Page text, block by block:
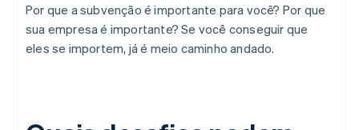
Por que a subvenção é importante para você? Por que
sua empresa é importante? Se você conseguir que
eles se importem, já é meio caminho andado.